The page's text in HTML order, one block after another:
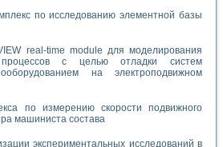
по исследованию элементной базы
real-time module для моделирования
процессов с целью отладки систем
на электроподвижном
по измерению скорости подвижного
машиниста состава
экспериментальных исследований в